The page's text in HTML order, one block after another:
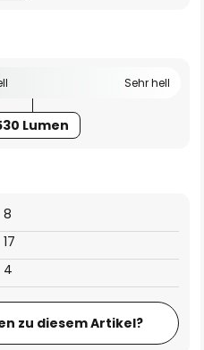
Sehr hell
Lumen
17
8
4
zu diesem Artikel?